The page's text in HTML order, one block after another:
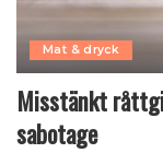
Mat & dryck
Misstänkt
sabotage